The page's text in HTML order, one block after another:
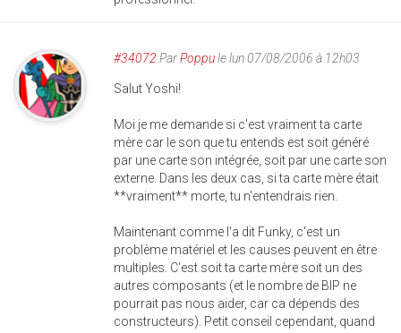
#34072 ParPoppule lun 07/08/2006 à 12h03
Salut Yoshi!
Moi je me demande si c'est vraiment ta carte
mère car le son que tu entends est soit généré
par une carte son intégrée, soit par une carte son
externe. Dans les deux cas, si ta carte mère était
**vraiment** morte, tu n'entendrais rien.
Maintenant comme l'a dit Funky, c'est un
problème matériel et les causes peuvent en être
multiples. C'est soit ta carte mère soit un des
autres composants (et le nombre de BIP ne
pourrait pas nous aider, car ca dépends des
constructeurs). Petit conseil cependant, quand